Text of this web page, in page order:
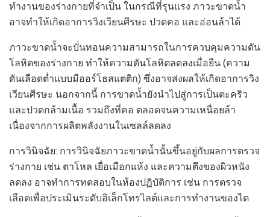
ทำงานของร่างกายที่จำเป็น ในกรณีที่รุนแรง ภาวะขาดน้ำ
อาจทำให้เกิดอาการวิงเวียนศีรษะ ปวดคอ และอ่อนล้าได้
ภาวะขาดน้ำจะบั่นทอนความสามารถในการควบคุมความดัน
โลหิตของร่างกาย ทำให้ความดันโลหิตลดลงเมื่อยืน (ความ
ดันเลือดต่ำแบบมีออร์โธสแตติก) ซึ่งอาจส่งผลให้เกิดอาการวิง
เวียนศีรษะ นอกจากนี้ การขาดน้ำยังนำไปสู่การเป็นตะคริว
และปวดกล้ามเนื้อ รวมถึงที่คอ ตลอดจนความเหนื่อยล้า
เนื่องจากการผลิตพลังงานในเซลล์ลดลง
การวินิจฉัย: การวินิจฉัยภาวะขาดน้ำนั้นขึ้นอยู่กับผลการตรวจ
ร่างกาย เช่น ตาโหล เยื่อเมือกแห้ง และความตึงของผิวหนัง
ลดลง อาจทำการทดสอบในห้องปฏิบัติการ เช่น การตรวจ
เลือดเพื่อประเมินระดับอิเล็กโทรไลต์และการทำงานของไต